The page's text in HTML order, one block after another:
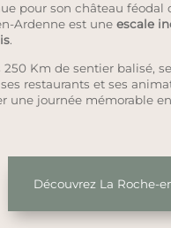
pour son château féodal
Ardenne est une escale
.
250 Km de sentier balisé,
restaurants et ses
une journée mémorable
Découvrez La Roche-